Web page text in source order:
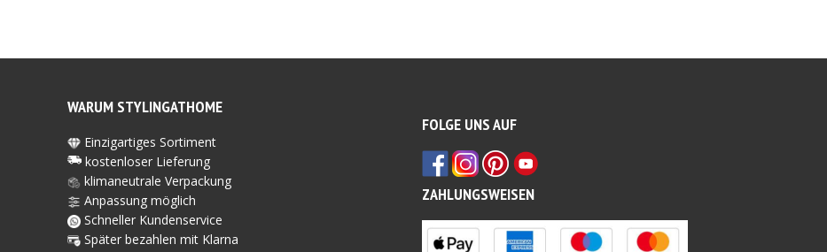
WARUM STYLINGATHOME
Einzigartiges Sortiment
kostenloser Lieferung
klimaneutrale Verpackung
Anpassung möglich
Schneller Kundenservice
Später bezahlen mit Klarna
FOLGE UNS AUF
ZAHLUNGSWEISEN